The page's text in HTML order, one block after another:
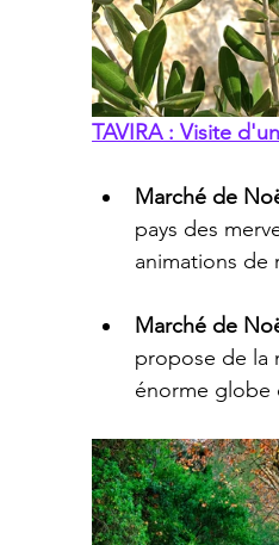
TAVIRA : Visite
Marché de
pays des
animations de
Marché de
propose de la
énorme globe